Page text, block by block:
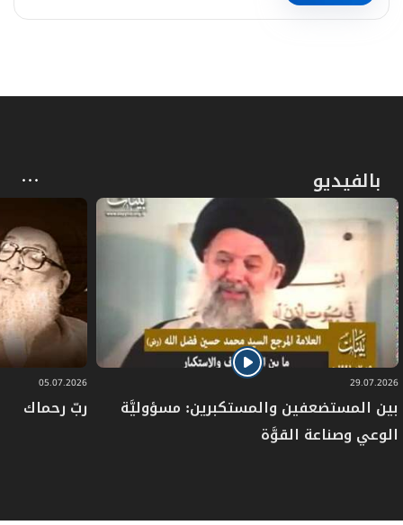
بالفيديو
29.07.2026
بين المستضعفين والمستكبرين: مسؤوليَّة
الوعي وصناعة القوَّة
05.07.2026
ربّ رحماك